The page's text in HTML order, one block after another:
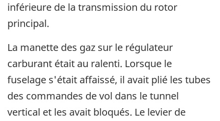
inférieure de la transmission du rotor
principal.
La manette des gaz sur le régulateur
carburant était au ralenti. Lorsque le
fuselage s'était affaissé, il avait plié les tubes
des commandes de vol dans le tunnel
vertical et les avait bloqués. Le levier de